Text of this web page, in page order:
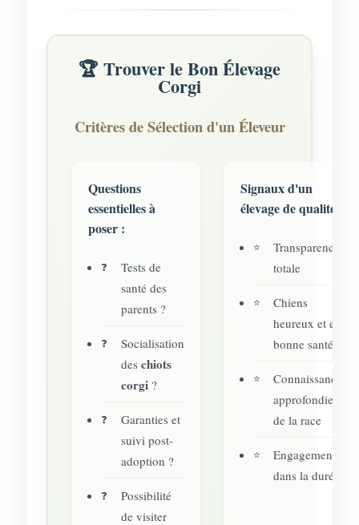
🏆 Trouver le Bon Élevage
Corgi
Critères de Sélection d'un Éleveur
Questions
essentielles à
poser :
Tests de
santé des
parents ?
Socialisation
deschiots
corgi ?
Garanties et
suivi post-
adoption ?
Possibilité
de visiter
Signaux d'un
élevage de qualité :
Transparence
totale
Chiens
heureux et en
bonne santé
Connaissances
approfondies
de la race
Engagement
dans la durée